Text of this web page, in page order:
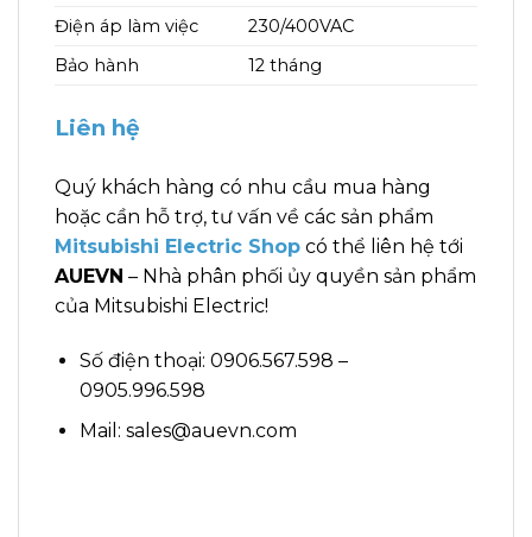
Điện áp làm việc
230/400VAC
Bảo hành
12 tháng
Liên hệ
Quý khách hàng có nhu cầu mua hàng
hoặc cần hỗ trợ, tư vấn về các sản phẩm
Mitsubishi Electric Shop có thể liên hệ tới
AUEVN – Nhà phân phối ủy quyền sản phẩm
của Mitsubishi Electric!
Số điện thoại: 0906.567.598 –
0905.996.598
Mail: sales@auevn.com